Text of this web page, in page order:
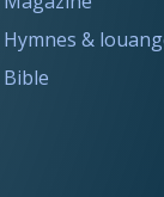
Hymnes &
Bible